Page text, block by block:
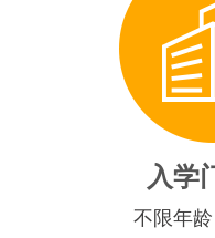
入学
不限年